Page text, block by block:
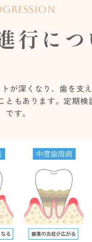
行につ
が深くなり、歯を支
もあります。定期
です。